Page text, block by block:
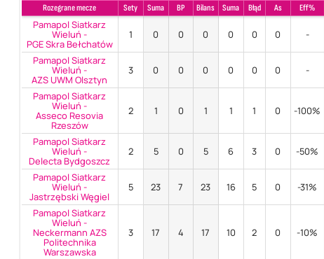
Rozegrane mecze
Sety Suma BP Bilans Suma Błąd As Eff%
Pamapol Siatkarz
Wieluń -
PGE Skra Bełchatów
1 0 0 0 0 0 0 -
Pamapol Siatkarz
Wieluń -
AZS UWM Olsztyn
3 0 0 0 0 0 0 -
Pamapol Siatkarz
Wieluń -
Asseco Resovia
Rzeszów
2 1 0 1 1 1 0 -100%
Pamapol Siatkarz
Wieluń -
Delecta Bydgoszcz
2 5 0 5 6 3 0 -50%
Pamapol Siatkarz
Wieluń -
Jastrzębski Węgiel
5 23 7 23 16 5 0 -31%
Pamapol Siatkarz
Wieluń -
Neckermann AZS
Politechnika
Warszawska
3 17 4 17 10 2 0 -10%